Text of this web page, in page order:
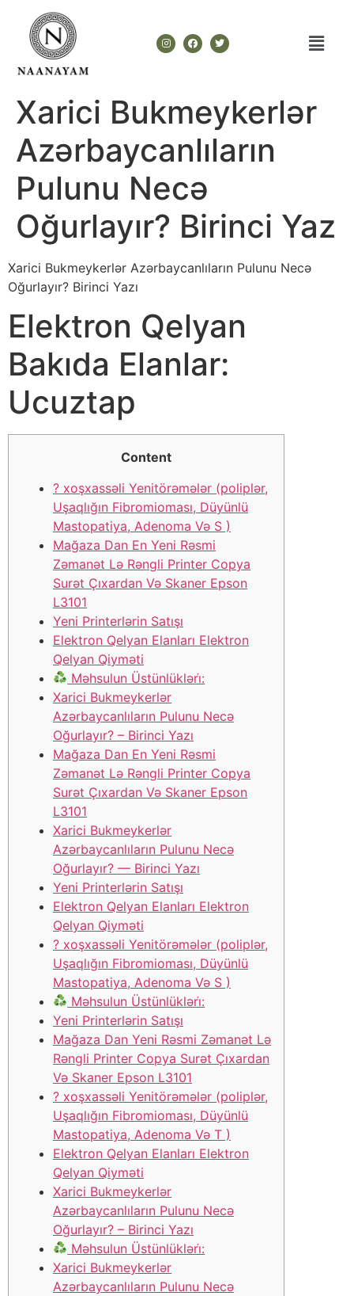
Xarici Bukmeykerlər
Azərbaycanlıların
Pulunu Necə
Oğurlayır? Birinci Yaz
Xarici Bukmeykerlər Azərbaycanlıların Pulunu Necə
Oğurlayır? Birinci Yazı
Elektron Qelyan
Bakıda Elanlar:
Ucuztap
Content
? ️xoşxassəli Yenitörəmələr (poliplər,
Uşaqlığın Fibromioması, Düyünlü
Mastopatiya, Adenoma Və S )
Mağaza Dan En Yeni Rəsmi
Zəmanət Lə Rəngli Printer Copya
Surət Çıxardan Və Skaner Epson
L3101
Yeni Printerlərin Satışı
Elektron Qelyan Elanları Elektron
Qelyan Qiyməti
Məhsulun Üstünlükləri̇:
Xarici Bukmeykerlər
Azərbaycanlıların Pulunu Necə
Oğurlayır? – Birinci Yazı
Mağaza Dan En Yeni Rəsmi
Zəmanət Lə Rəngli Printer Copya
Surət Çıxardan Və Skaner Epson
L3101
Xarici Bukmeykerlər
Azərbaycanlıların Pulunu Necə
Oğurlayır? — Birinci Yazı
Yeni Printerlərin Satışı
Elektron Qelyan Elanları Elektron
Qelyan Qiyməti
? ️xoşxassəli Yenitörəmələr (poliplər,
Uşaqlığın Fibromioması, Düyünlü
Mastopatiya, Adenoma Və S )
Məhsulun Üstünlükləri̇:
Yeni Printerlərin Satışı
Mağaza Dan Yeni Rəsmi Zəmanət Lə
Rəngli Printer Copya Surət Çıxardan
Və Skaner Epson L3101
? ️xoşxassəli Yenitörəmələr (poliplər,
Uşaqlığın Fibromioması, Düyünlü
Mastopatiya, Adenoma Və T )
Elektron Qelyan Elanları Elektron
Qelyan Qiyməti
Xarici Bukmeykerlər
Azərbaycanlıların Pulunu Necə
Oğurlayır? – Birinci Yazı
Məhsulun Üstünlükləri̇:
Xarici Bukmeykerlər
Azərbaycanlıların Pulunu Necə